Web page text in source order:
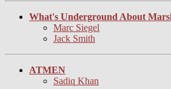
What's Underground About
Marc Siegel
Jack Smith
ATMEN
Sadiq Khan